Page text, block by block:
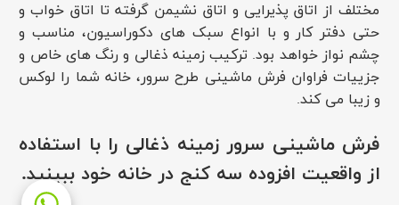
مختلف از اتاق پذیرایی و اتاق نشیمن گرفته تا اتاق خواب و
حتی دفتر کار و با انواع سبک های دکوراسیون، مناسب و
چشم نواز خواهد بود. ترکیب زمینه ذغالی و رنگ های خاص و
جزییات فراوان فرش ماشینی طرح سرور، خانه شما را لوکس
و زیبا می کند.
فرش ماشینی سرور زمینه ذغالی را با استفاده
از واقعیت افزوده سه کنج در خانه خود ببینید.